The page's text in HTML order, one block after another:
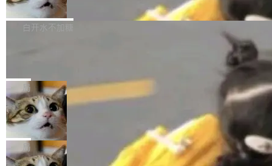
联 加...
经过人工复核，准确度令人满意。这一方法也为
社区爱好者提供了高效跟踪新版本的思路。
他宣布了一个新消息：从 2026 年 8 月 1 日起，
他可以全职维护 libexpat 了，最长 6 个月。发
库之一。你的操作系统、浏览器、无数的基础设
施软件，很可能都在用它。而过去十年，维护它
的人一直在用业余...
Firefox 153.0.3 现已发布，具体更新内容如
下： New Smart Window 包含多项增强功能：
gi?id=2019042">Bug&nbsp;2019042</a>）</l
i> <li>现在，助手可以直接使用 Exa 的网络搜索
结果回答问题，而无需将问题转交给搜索引擎。
（<a href="https://bugzilla.mozilla.org/show_
bug.cgi?id=204...
白开水不加糖
的 npm 包。项目的核心论点是：容器不适合 Ag
ent 计算。真正适合的，是 Isolate。 Cloudflare
工程师在这件事上没什么可谦虚的——他们用 W
orkers 跑了十年 Isolate。用 CEO Matthew Pri
nce 的话说：「我们一生都在用 Isolate 运行代
码，而 AI Agent 不需要容器，它们需要的是 Iso
局
OpenAI 公开邮件和聊天记录回应苹果
诉讼，称“Apple is getting this wron
g”
上个月，苹果一纸诉状把 OpenAI 告上法庭，指
控其挖角苹果前员工并窃取商业秘密。苹果的诉
状把 OpenAI 描述成一个系统性地从前东家挖
局